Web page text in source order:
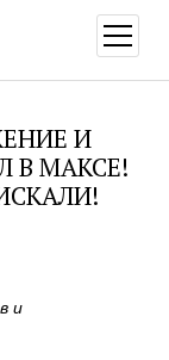
меню
И
В МАКСЕ!
и